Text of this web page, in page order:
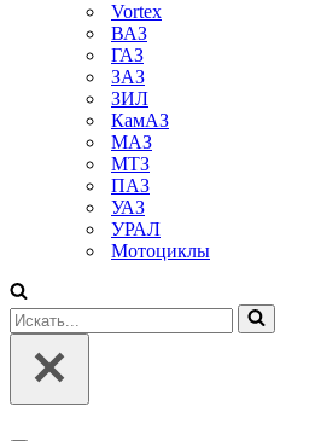
Vortex
ВАЗ
ГАЗ
ЗАЗ
ЗИЛ
КамАЗ
МАЗ
МТЗ
ПАЗ
УАЗ
УРАЛ
Мотоциклы
Искать...